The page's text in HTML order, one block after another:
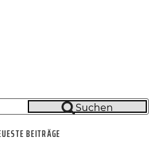
Suchen
BEITRÄGE